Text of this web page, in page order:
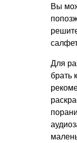
Вы
Для
брать